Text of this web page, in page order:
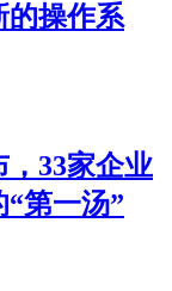
的操作系
33家企业
第一汤”